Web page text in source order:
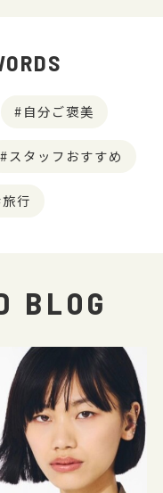
自分ご褒美
スタッフおすすめ
旅行
BLOG